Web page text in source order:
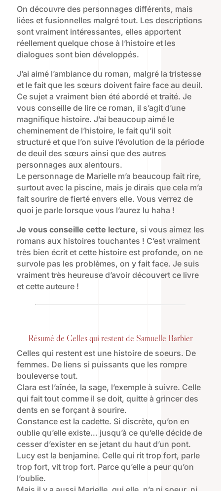
On découvre des personnages différents, mais
liées et fusionnelles malgré tout. Les descriptions
sont vraiment intéressantes, elles apportent
réellement quelque chose à l’histoire et les
dialogues sont bien développés.
J’ai aimé l’ambiance du roman, malgré la tristesse
et le fait que les sœurs doivent faire face au deuil.
Ce sujet a vraiment bien été abordé et traité. Je
vous conseille de lire ce roman, il s’agit d’une
magnifique histoire. J’ai beaucoup aimé le
cheminement de l’histoire, le fait qu’il soit
structuré et que l’on suive l’évolution de la période
de deuil des sœurs ainsi que des autres
personnages aux alentours.
Le personnage de Marielle m’a beaucoup fait rire,
surtout avec la piscine, mais je dirais que cela m’a
fait sourire de fierté envers elle. Vous verrez de
quoi je parle lorsque vous l’aurez lu haha !
Je vous conseille cette lecture, si vous aimez les
romans aux histoires touchantes ! C’est vraiment
très bien écrit et cette histoire est profonde, on ne
survole pas les problèmes, on y fait face. Je suis
vraiment très heureuse d’avoir découvert ce livre
et cette auteure !
Résumé de Celles qui restent de Samuelle Barbier
Celles qui restent est une histoire de soeurs. De
femmes. De liens si puissants que les rompre
bouleverse tout.
Clara est l’aînée, la sage, l’exemple à suivre. Celle
qui fait tout comme il se doit, quitte à grincer des
dents en se forçant à sourire.
Constance est la cadette. Si discrète, qu’on en
oublie qu’elle existe… jusqu’à ce qu’elle décide de
cesser d’exister en se jetant du haut d’un pont.
Lucy est la benjamine. Celle qui rit trop fort, parle
trop fort, vit trop fort. Parce qu’elle a peur qu’on
l’oublie.